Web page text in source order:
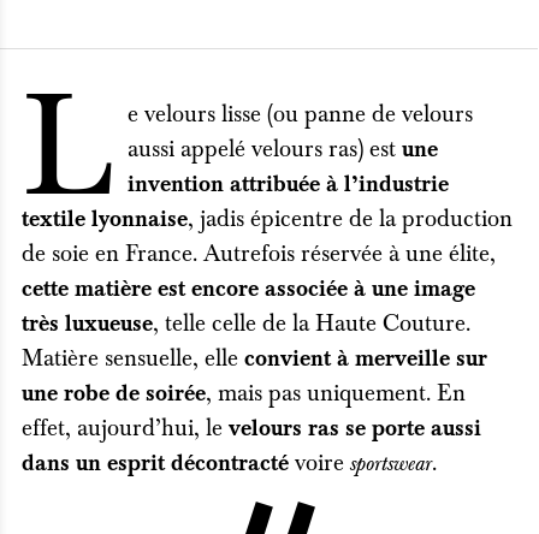
L e velours lisse (ou panne de velours
aussi appelé velours ras) est une
invention attribuée à l’industrie
textile lyonnaise, jadis épicentre de la production
de soie en France. Autrefois réservée à une élite,
cette matière est encore associée à une image
très luxueuse, telle celle de la Haute Couture.
Matière sensuelle, elle convient à merveille sur
une robe de soirée, mais pas uniquement. En
effet, aujourd’hui, le velours ras se porte aussi
dans un esprit décontractévoiresportswear.